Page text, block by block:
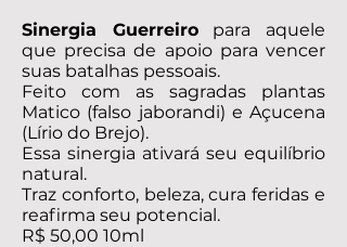
Sinergia Guerreiropara aquele
que precisa de apoio para vencer
suas batalhas pessoais.
Feito com as sagradas plantas
Matico (falso jaborandi) e Açucena
(Lírio do Brejo).
Essa sinergia ativará seu equilíbrio
natural.
Traz conforto, beleza, cura feridas e
reafirma seu potencial.
R$ 50,00 10ml